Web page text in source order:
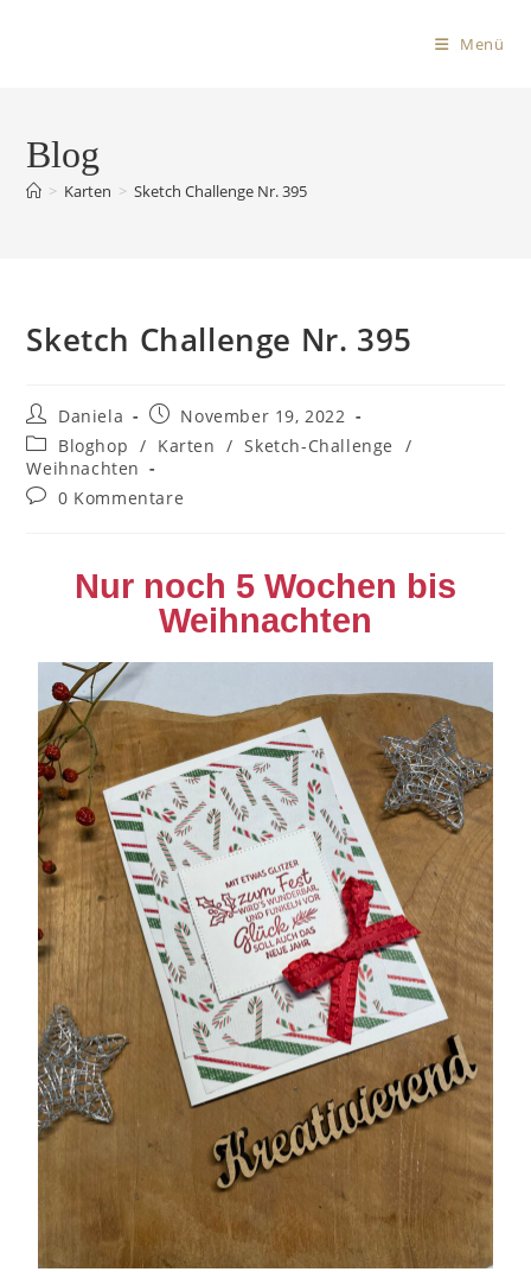
Menü
Blog
> Karten > Sketch Challenge Nr. 395
Sketch Challenge Nr. 395
Daniela
November 19, 2022
Bloghop / Karten / Sketch-Challenge
/
Weihnachten
0 Kommentare
Nur noch 5 Wochen bis
Weihnachten